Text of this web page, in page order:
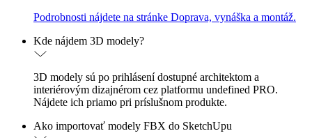
Podrobnosti nájdete na stránke Doprava, vynáška a montáž.
Kde nájdem 3D modely?
3D modely sú po prihlásení dostupné architektom a
interiérovým dizajnérom cez platformu undefined PRO.
Nájdete ich priamo pri príslušnom produkte.
Ako importovať modely FBX do SketchUpu